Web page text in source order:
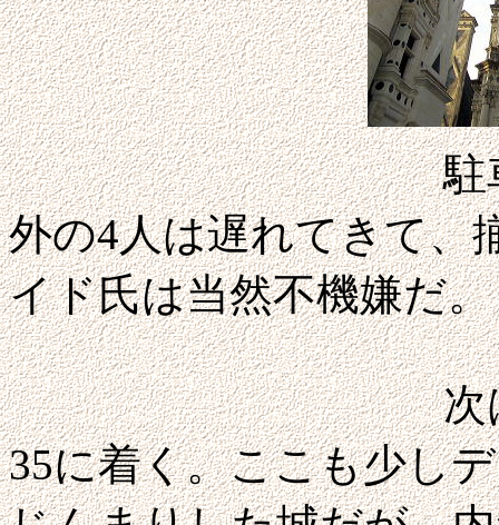
駐車場に16：
外の4人は遅れてきて、
イド氏は当然不機嫌だ。
次はシュヴェ
35に着く。ここも少し